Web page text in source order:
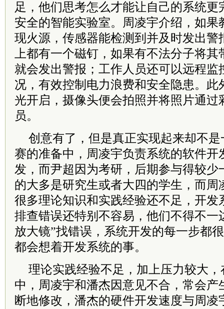
足，他们思考怎么才能让自己的系统更
安全的智能实验室。周凌宇介绍，如果
现火源，传感器能检测到并及时发出警
上都有一个磁钉，如果有不法分子将
就会发出警报；工作人员还可以远程监
况，有效控制电力浪费和安全隐患。此
光开启，摄像头便会拍照并将照片通过
员。
创意有了，但是真正实现起来却不
赛的准备中，周凌宇负责系统的软件开
发，而尹超因为考研，后期参与得较少
的大多是研究生或者大四的学生，而周
很多理论知识和实践经验还不足，开发
排查错误还特别不容易，他们不得不一
放大镜”找错误，系统开发的每一步都
都会想着开发系统的事。
理论实践经验不足，加上压力较大
中，周凌宇和潘杰因意见不合，常会产
断地修改，潘杰的硬件开发速度与周凌